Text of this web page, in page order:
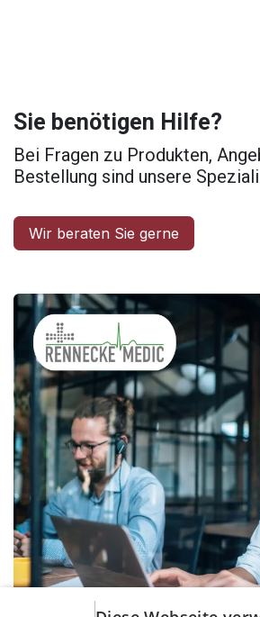
Sie benötigen Hilfe?
Bei Fragen zu Produkten,
Bestellung sind unsere
Wir beraten Sie gerne